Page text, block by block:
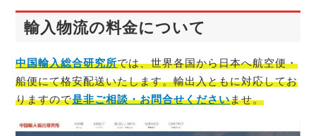
輸入物流の料金について
中国輸入総合研究所では、世界各国から日本へ航空便・
船便にて格安配送いたします。輸出入ともに対応してお
りますので是非ご相談・お問合せくださいませ。